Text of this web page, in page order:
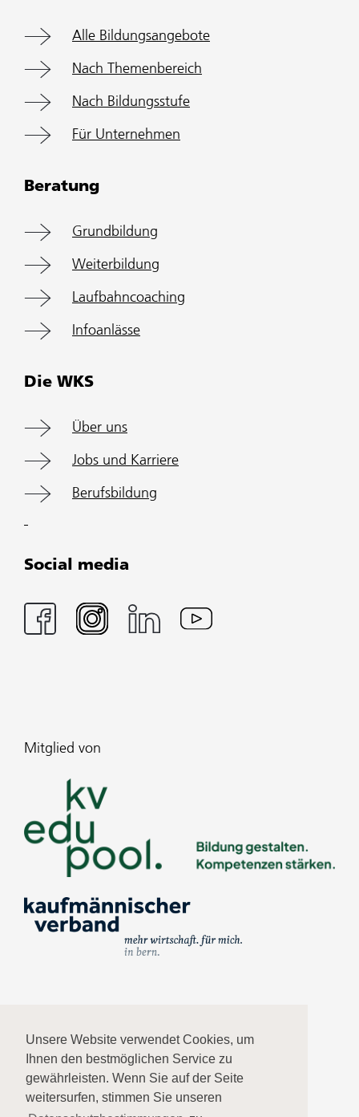
Unsere Website verwendet Cookies, um
Ihnen den bestmöglichen Service zu
gewährleisten. Wenn Sie auf der Seite
weitersurfen, stimmen Sie unseren
Alle Bildungsangebote
Nach Themenbereich
Nach Bildungsstufe
Für Unternehmen
Beratung
Grundbildung
Weiterbildung
Laufbahncoaching
Infoanlässe
Die WKS
Über uns
Jobs und Karriere
Berufsbildung
Social media
Datenschutz
Mitglied von